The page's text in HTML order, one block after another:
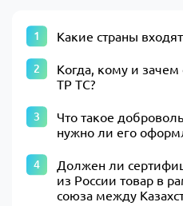
Какие страны
Когда, кому и
ТР ТС?
Что такое
нужно ли его
Должен ли
из России товар в
союза между